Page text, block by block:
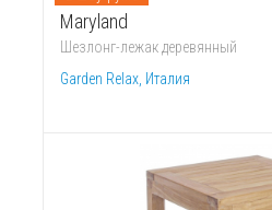
Maryland
Шезлонг-лежак деревянный
Garden Relax, Италия